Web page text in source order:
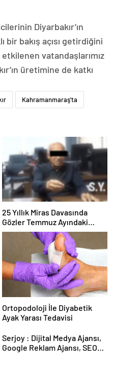
Diyarbakır’ın
bakış açısı getirdiğini
vatandaşlarımız
üretimine de katkı
Kahramanmaraş'ta
25 Yıllık Miras Davasında
Gözler Temmuz Ayındaki
Karar Duruşmasına Çevrildi
Ortopodoloji İle Diyabetik
Ayak Yarası Tedavisi
Serjoy : Dijital Medya Ajansı,
Google Reklam Ajansı, SEO